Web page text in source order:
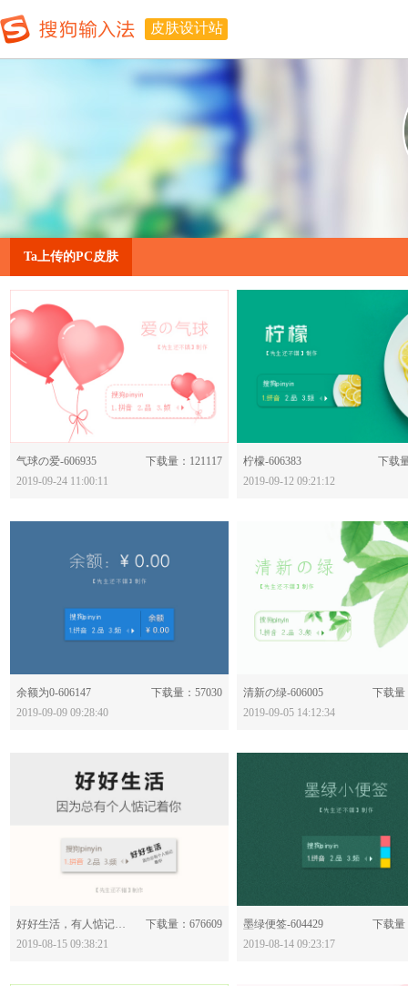
皮肤设计站
Ta上传的PC皮肤
分享：
气球の爱-606935
下载量：121117
2019-09-24 11:00:11
柠檬-606383
下载
2019-09-12 09:21:12
分享：
余额为0-606147
下载量：57030
2019-09-09 09:28:40
分享：
清新の绿-606005
下载量
2019-09-05 14:12:34
分享：
好好生活，有人惦记你-604491
下载量：676609
2019-08-15 09:38:21
分享：
墨绿便签-604429
下载量
2019-08-14 09:23:17